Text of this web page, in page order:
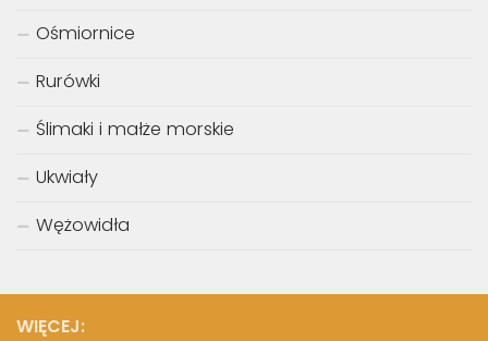
Ośmiornice
Rurówki
Ślimaki i małże morskie
Ukwiały
Wężowidła
WIĘCEJ: